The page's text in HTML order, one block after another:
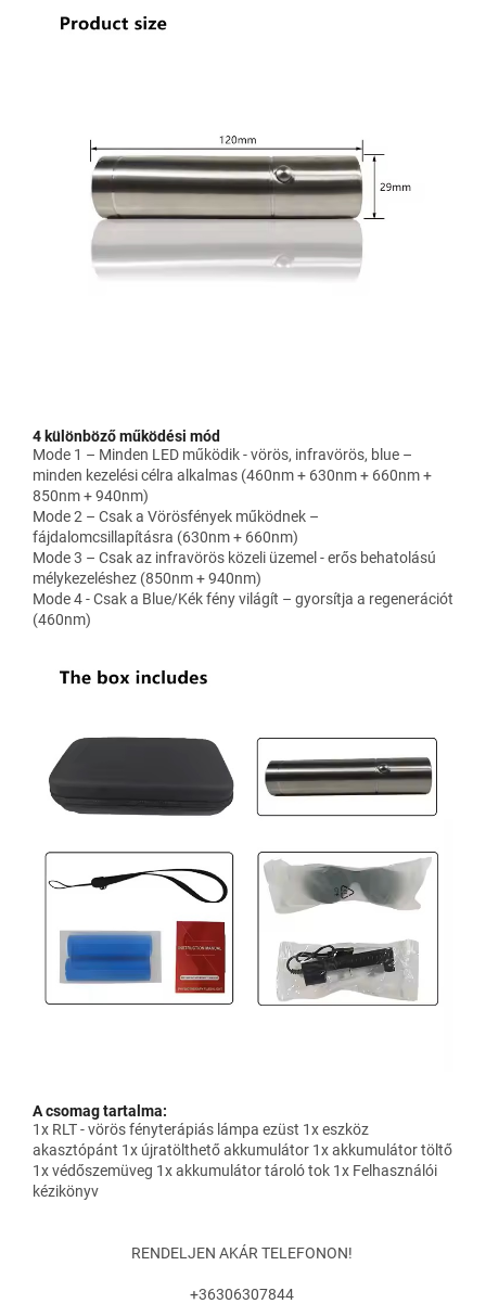
4 különböző működési mód
Mode 1 – Minden LED működik - vörös, infravörös, blue –
minden kezelési célra alkalmas (460nm + 630nm + 660nm +
850nm + 940nm)
Mode 2 – Csak a Vörösfények működnek –
fájdalomcsillapításra (630nm + 660nm)
Mode 3 – Csak az infravörös közeli üzemel - erős behatolású
mélykezeléshez (850nm + 940nm)
Mode 4 - Csak a Blue/Kék fény világít – gyorsítja a regenerációt
(460nm)
A csomag tartalma:
1x RLT - vörös fényterápiás lámpa ezüst 1x eszköz
akasztópánt 1x újratölthető akkumulátor 1x akkumulátor töltő
1x védőszemüveg 1x akkumulátor tároló tok 1x Felhasználói
kézikönyv
RENDELJEN AKÁR TELEFONON!
+36306307844